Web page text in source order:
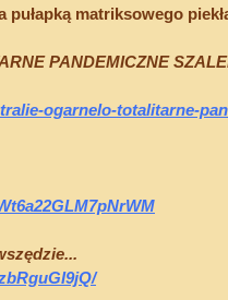
matriksowego
PANDEMICZNE
ogarnelo-totalitarne-